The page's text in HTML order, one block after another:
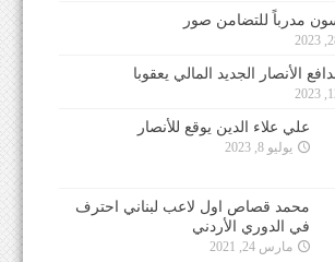
مدرباً للتضامن صور
الأنصار الجديد المالي يعقوبا
علي علاء الدين يوقع للأنصار
يوليو 8, 2023
محمد قصاص اول لاعب لبناني احترف
في الدوري الأردني
مارس 24, 2021